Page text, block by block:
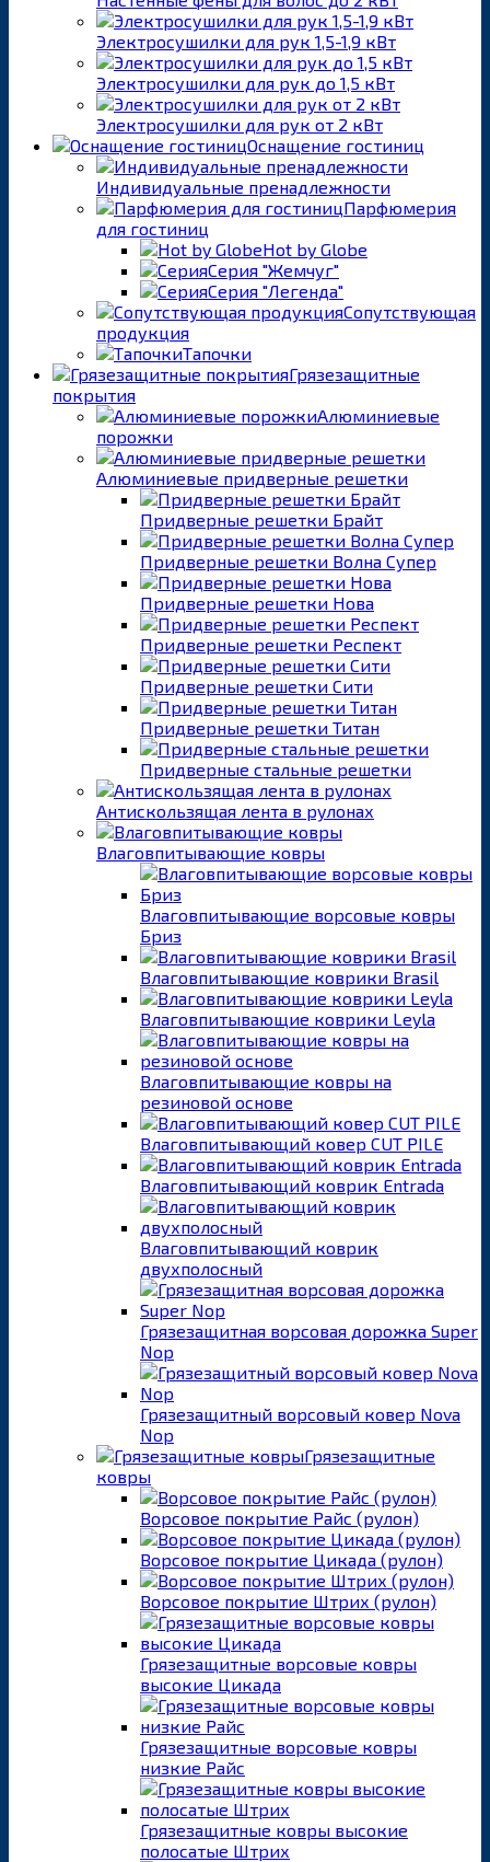
Электросушилки для рук 1,5-1,9 кВт
Электросушилки для рук до 1,5 кВт
Электросушилки для рук от 2 кВт
Оснащение гостиниц
Индивидуальные пренадлежности
Парфюмерия
для гостиниц
Hot by Globe
Серия "Жемчуг"
Серия "Легенда"
Сопутствующая
продукция
Тапочки
Грязезащитные
покрытия
Алюминиевые
порожки
Алюминиевые придверные решетки
Придверные решетки Брайт
Придверные решетки Волна Супер
Придверные решетки Нова
Придверные решетки Респект
Придверные решетки Сити
Придверные решетки Титан
Придверные стальные решетки
Антискользящая лента в рулонах
Влаговпитывающие ковры
Влаговпитывающие ворсовые ковры
Бриз
Влаговпитывающие коврики Brasil
Влаговпитывающие коврики Leyla
Влаговпитывающие ковры на
резиновой основе
Влаговпитывающий ковер CUT PILE
Влаговпитывающий коврик Entrada
Влаговпитывающий коврик
двухполосный
Грязезащитная ворсовая дорожка Super
Nop
Грязезащитный ворсовый ковер Nova
Nop
Грязезащитные
ковры
Ворсовое покрытие Райс (рулон)
Ворсовое покрытие Цикада (рулон)
Ворсовое покрытие Штрих (рулон)
Грязезащитные ворсовые ковры
высокие Цикада
Грязезащитные ворсовые ковры
низкие Райс
Грязезащитные ковры высокие
полосатые Штрих